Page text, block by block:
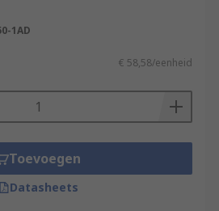
1AD
€ 58,58/eenheid
Toevoegen
Datasheets